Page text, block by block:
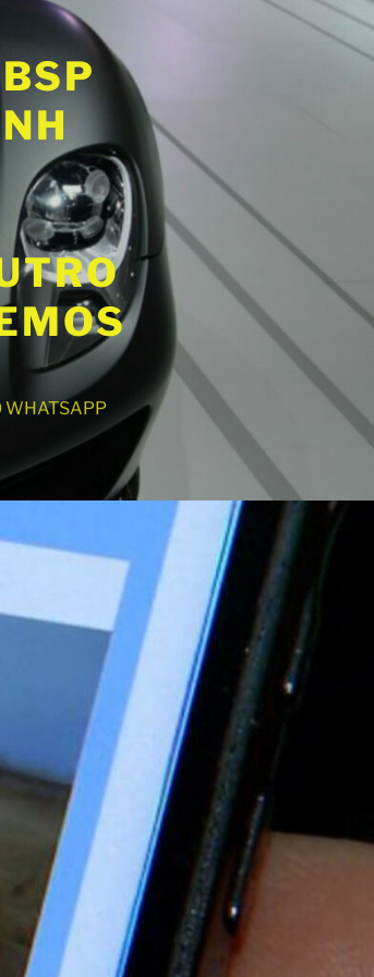
WHATSAPP